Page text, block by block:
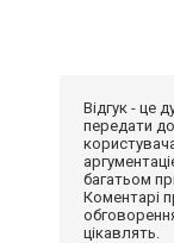
Відгук - це
передати
багатьом
Коментарі
цікавлять.